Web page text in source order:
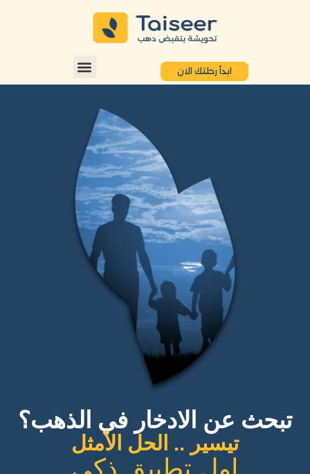
ابدأ رحلتك الان
تبحث عن الادخار في الذهب؟
تيسير .. الحل الأمثل